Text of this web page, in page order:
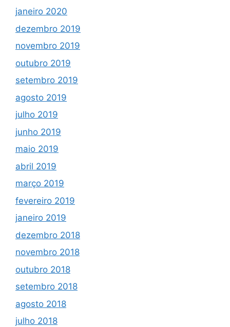
janeiro 2020
dezembro 2019
novembro 2019
outubro 2019
setembro 2019
agosto 2019
julho 2019
junho 2019
maio 2019
abril 2019
março 2019
fevereiro 2019
janeiro 2019
dezembro 2018
novembro 2018
outubro 2018
setembro 2018
agosto 2018
julho 2018